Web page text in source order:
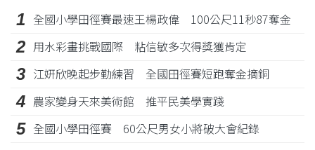
1 全國小學田徑賽最速王楊政偉 100公尺11秒87奪金
2 用水彩畫挑戰國際 粘信敏多次得獎獲肯定
3 江姸欣晚起步勤練習 全國田徑賽短跑奪金摘銅
4 農家變身天來美術館 推平民美學實踐
5 全國小學田徑賽 60公尺男女小將破大會紀錄